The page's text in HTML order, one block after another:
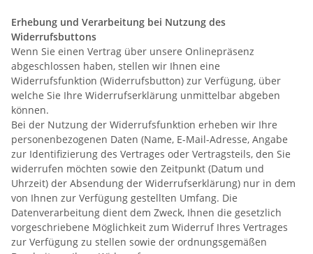
Erhebung und Verarbeitung bei Nutzung des
Widerrufsbuttons
Wenn Sie einen Vertrag über unsere Onlinepräsenz
abgeschlossen haben, stellen wir Ihnen eine
Widerrufsfunktion (Widerrufsbutton) zur Verfügung, über
welche Sie Ihre Widerrufserklärung unmittelbar abgeben
können.
Bei der Nutzung der Widerrufsfunktion erheben wir Ihre
personenbezogenen Daten (Name, E-Mail-Adresse, Angabe
zur Identifizierung des Vertrages oder Vertragsteils, den Sie
widerrufen möchten sowie den Zeitpunkt (Datum und
Uhrzeit) der Absendung der Widerrufserklärung) nur in dem
von Ihnen zur Verfügung gestellten Umfang. Die
Datenverarbeitung dient dem Zweck, Ihnen die gesetzlich
vorgeschriebene Möglichkeit zum Widerruf Ihres Vertrages
zur Verfügung zu stellen sowie der ordnungsgemäßen